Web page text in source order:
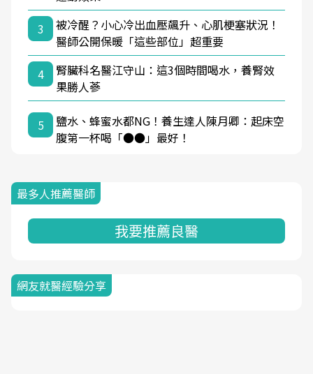
3
被冷醒？小心冷出血壓飆升、心肌梗塞狀況！
醫師公開保暖「這些部位」超重要
4
腎臟科名醫江守山：這3個時間喝水，養腎效
果勝人蔘
5
鹽水、蜂蜜水都NG！養生達人陳月卿：起床空
腹第一杯喝「●●」最好！
最多人推薦醫師
我要推薦良醫
網友就醫經驗分享